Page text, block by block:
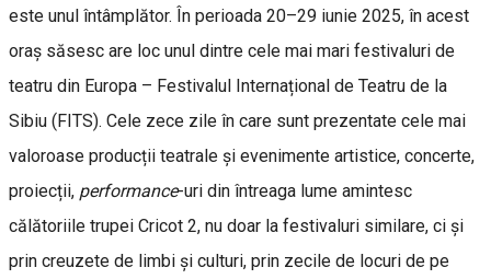
este unul întâmplător. În perioada 20–29 iunie 2025, în acest
oraș săsesc are loc unul dintre cele mai mari festivaluri de
teatru din Europa – Festivalul Internațional de Teatru de la
Sibiu (FITS). Cele zece zile în care sunt prezentate cele mai
valoroase producții teatrale și evenimente artistice, concerte,
proiecții, performance-uri din întreaga lume amintesc
călătoriile trupei Cricot 2, nu doar la festivaluri similare, ci și
prin creuzete de limbi și culturi, prin zecile de locuri de pe